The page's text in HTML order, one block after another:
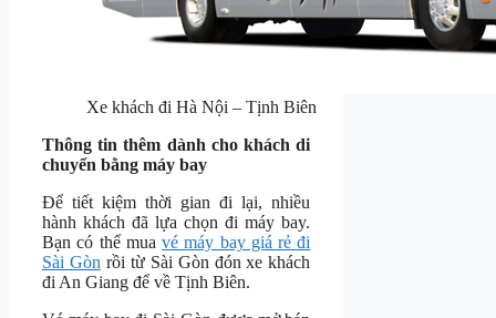
Xe khách đi Hà Nội – Tịnh Biên
Thông tin thêm dành cho khách di
chuyển bằng máy bay
Để tiết kiệm thời gian đi lại, nhiều
hành khách đã lựa chọn đi máy bay.
Bạn có thể muavé máy bay giá rẻ đi
Sài Gòn rồi từ Sài Gòn đón xe khách
đi An Giang để về Tịnh Biên.